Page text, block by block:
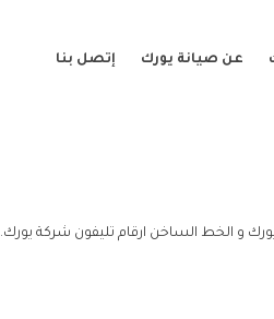
عن صيانة يورك إتصل بنا
و الخط الساخن ارقام تليفون شركة يورك.